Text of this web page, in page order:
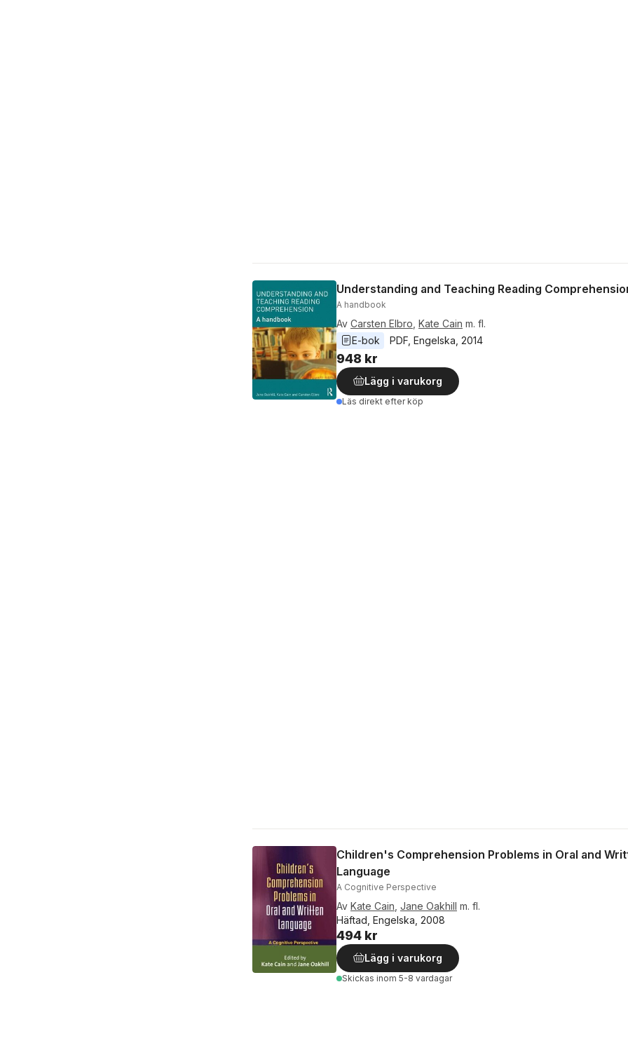
Understanding and Teaching Reading
A handbook
Av Carsten Elbro Kate Cain m. fl.
E-bok
PDF Engelska 2014
948 kr
Lägg i varukorg
Läs direkt efter köp
Children's Comprehension Problems in Oral and
Language
A Cognitive Perspective
Av Kate Cain Jane Oakhill m. fl.
Häftad, Engelska, 2008
494 kr
Lägg i varukorg
Skickas inom 5-8 vardagar